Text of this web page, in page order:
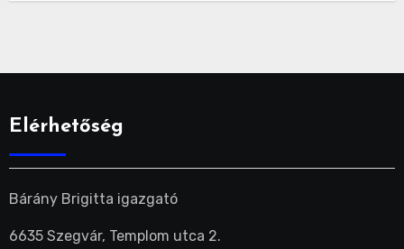
Elérhetőség
Bárány Brigitta igazgató
6635 Szegvár, Templom utca 2.